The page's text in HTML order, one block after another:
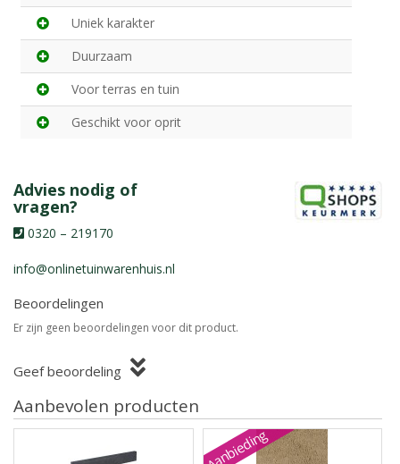
Uniek karakter
Duurzaam
Voor terras en tuin
Geschikt voor oprit
Advies nodig of
vragen?
0320 – 219170
info@onlinetuinwarenhuis.nl
Beoordelingen
Er zijn geen beoordelingen voor dit product.
Geef beoordeling
Aanbevolen producten
Aanbieding